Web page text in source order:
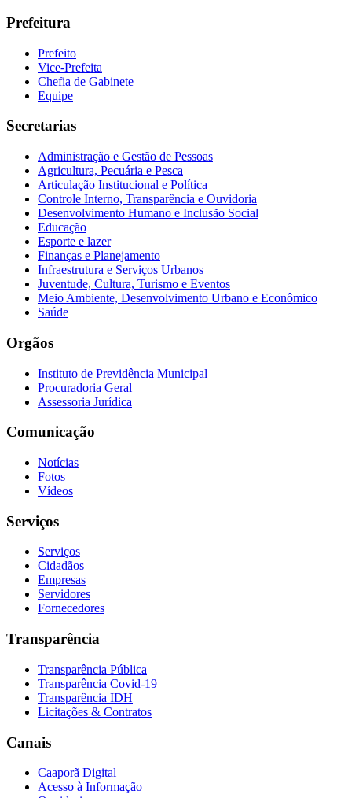
Prefeitura
Prefeito
Vice-Prefeita
Chefia de Gabinete
Equipe
Secretarias
Administração e Gestão de Pessoas
Agricultura, Pecuária e Pesca
Articulação Institucional e Política
Controle Interno, Transparência e Ouvidoria
Desenvolvimento Humano e Inclusão Social
Educação
Esporte e lazer
Finanças e Planejamento
Infraestrutura e Serviços Urbanos
Juventude, Cultura, Turismo e Eventos
Meio Ambiente, Desenvolvimento Urbano e Econômico
Saúde
Orgãos
Instituto de Previdência Municipal
Procuradoria Geral
Assessoria Jurídica
Comunicação
Notícias
Fotos
Vídeos
Serviços
Serviços
Cidadãos
Empresas
Servidores
Fornecedores
Transparência
Transparência Pública
Transparência Covid-19
Transparência IDH
Licitações & Contratos
Canais
Caaporã Digital
Acesso à Informação